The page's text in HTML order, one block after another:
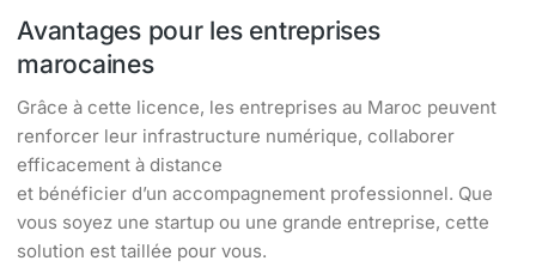
Avantages pour les entreprises
marocaines
Grâce à cette licence, les entreprises au Maroc peuvent
renforcer leur infrastructure numérique, collaborer
efficacement à distance
et bénéficier d’un accompagnement professionnel. Que
vous soyez une startup ou une grande entreprise, cette
solution est taillée pour vous.